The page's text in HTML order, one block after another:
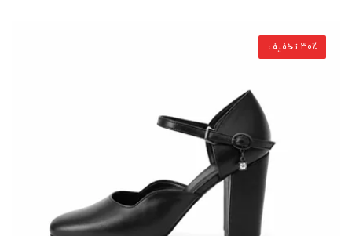
30٪ تخفیف